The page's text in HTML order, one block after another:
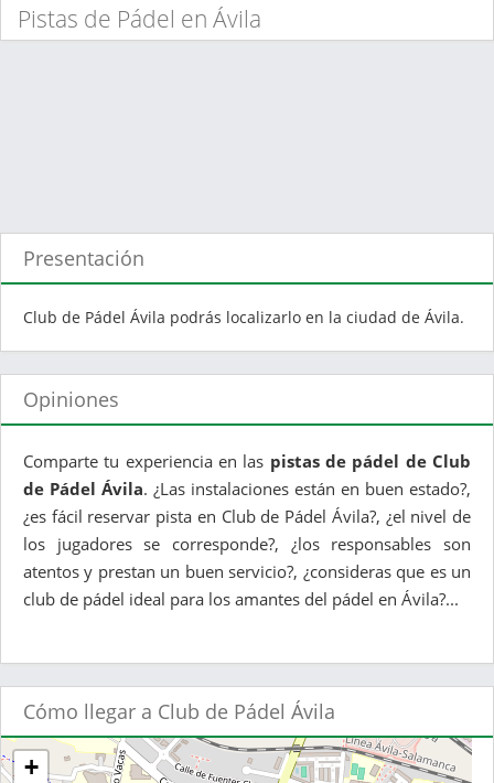
Pistas de Pádel en Ávila
Presentación
Club de Pádel Ávila podrás localizarlo en la ciudad de Ávila.
Opiniones
Comparte tu experiencia en las pistas de pádel de Club
de Pádel Ávila. ¿Las instalaciones están en buen estado?,
¿es fácil reservar pista en Club de Pádel Ávila?, ¿el nivel de
los jugadores se corresponde?, ¿los responsables son
atentos y prestan un buen servicio?, ¿consideras que es un
club de pádel ideal para los amantes del pádel en Ávila?...
Cómo llegar a Club de Pádel Ávila
+